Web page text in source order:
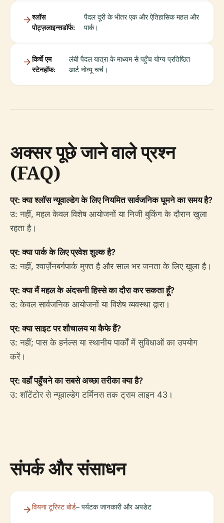
श्लॉस
पोट्ज़लाइन्सडॉर्फ:
पैदल दूरी के भीतर एक और ऐतिहासिक महल और
पार्क।
किर्चे एम
स्टेनहॉफ:
लंबी पैदल यात्रा के माध्यम से पहुँच योग्य प्रतिष्ठित
आर्ट नोव्यू चर्च।
अक्सर पूछे जाने वाले प्रश्न
(FAQ)
प्र: क्या श्लॉस न्यूवाल्डेग के लिए नियमित सार्वजनिक घूमने का समय है?
उ: नहीं, महल केवल विशेष आयोजनों या निजी बुकिंग के दौरान खुला
रहता है।
प्र: क्या पार्क के लिए प्रवेश शुल्क है?
उ: नहीं, श्वार्ज़ेनबर्गपार्क मुफ्त है और साल भर जनता के लिए खुला है।
प्र: क्या मैं महल के अंदरूनी हिस्से का दौरा कर सकता हूँ?
उ: केवल सार्वजनिक आयोजनों या विशेष व्यवस्था द्वारा।
प्र: क्या साइट पर शौचालय या कैफे हैं?
उ: नहीं; पास के हर्नल्स या स्थानीय पार्कों में सुविधाओं का उपयोग
करें।
प्र: वहाँ पहुँचने का सबसे अच्छा तरीका क्या है?
उ: शॉटेंटोर से न्यूवाल्डेग टर्मिनस तक ट्राम लाइन 43।
संपर्क और संसाधन
वियना टूरिस्ट बोर्ड– पर्यटक जानकारी और अपडेट